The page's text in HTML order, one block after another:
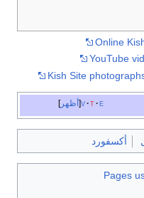
Online
YouTube
Kish Site
أظهر v t e
أكسفورد
Pages